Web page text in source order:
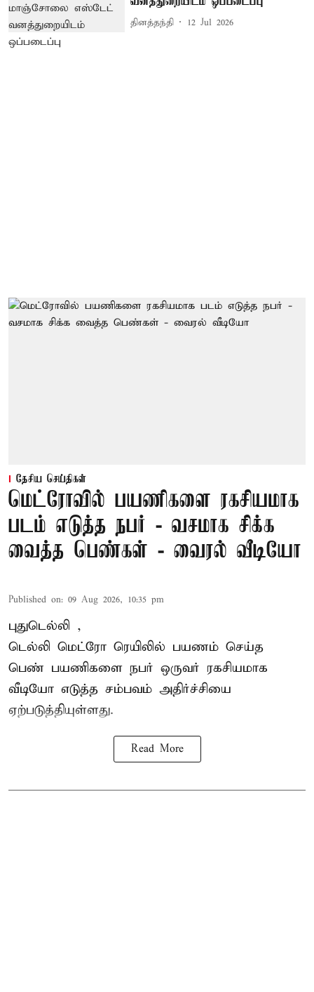
தினத்தந்தி 12 Jul 2026
தேசிய செய்திகள்
மெட்ரோவில் பயணிகளை ரகசியமாக
படம் எடுத்த நபர் - வசமாக சிக்க
வைத்த பெண்கள் - வைரல் வீடியோ
Published on: 09 Aug 2026, 10:35 pm
புதுடெல்லி ,
டெல்லி மெட்ரோ ரெயிலில் பயணம் செய்த
பெண் பயணிகளை நபர் ஒருவர் ரகசியமாக
வீடியோ எடுத்த சம்பவம் அதிர்ச்சியை
ஏற்படுத்தியுள்ளது.
Read More